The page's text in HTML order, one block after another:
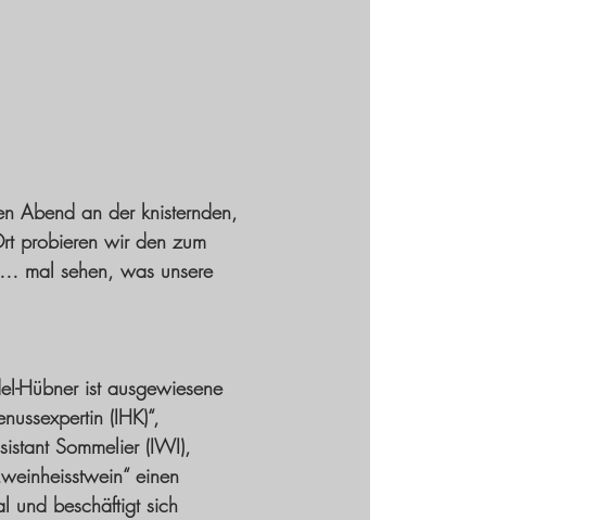
Abend an der knisternden,
probieren wir den zum
mal sehen, was unsere
Hübner ist ausgewiesene
(IHK)“,
Sommelier (IWI),
einen
und beschäftigt sich